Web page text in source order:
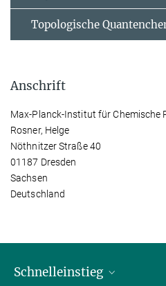
Topologische
Anschrift
Max-Planck-Institut für Chemische
Rosner, Helge
Nöthnitzer Straße 40
01187 Dresden
Sachsen
Deutschland
Schnelleinstieg